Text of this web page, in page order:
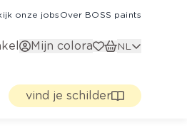
onze jobs Over BOSS paints
Mijn colora NL
vind je schilder